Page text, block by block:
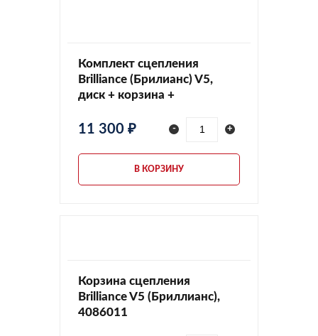
Комплект сцепления
Brilliance (Брилианс) V5,
диск + корзина +
11 300 ₽ - +
В КОРЗИНУ
Корзина сцепления
Brilliance V5 (Бриллианс),
4086011